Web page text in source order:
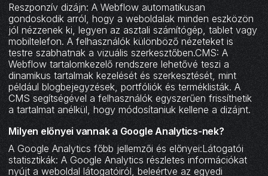
Reszponzív dizájn: A Webflow automatikusan
gondoskodik arról, hogy a weboldalak minden eszközön
jól nézzenek ki, legyen az asztali számítógép, tablet vagy
mobiltelefon. A felhasználók különböző nézeteket is
testre szabhatnak a vizuális szerkesztőben.CMS: A
Webflow tartalomkezelő rendszere lehetővé teszi a
dinamikus tartalmak kezelését és szerkesztését, mint
például blogbejegyzések, portfóliók és terméklisták. A
CMS segítségével a felhasználók egyszerűen frissíthetik
a tartalmat anélkül, hogy módosítaniuk kellene a dizájnt.
Milyen előnyei vannak a Google Analytics-nek?
A Google Analytics főbb jellemzői és előnyei:Látogatói
statisztikák: A Google Analytics részletes információkat
nyújt a weboldal látogatóiról, beleértve az egyedi